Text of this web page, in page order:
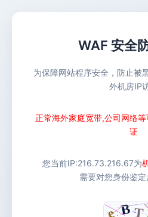
WAF 安全
为保障网站程序安全，防止被
外机房IP
正常海外家庭宽带,公司网络
证
您当前IP:216.73.216.67为
需要对您身份鉴